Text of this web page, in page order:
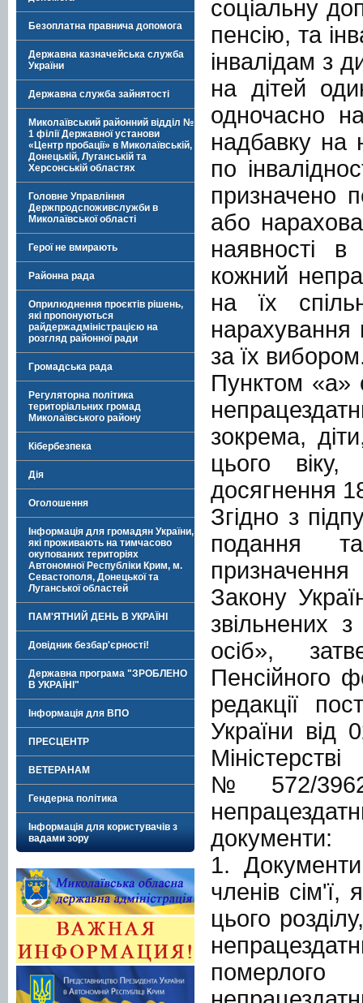
Безоплатна правнича допомога
Державна казначейська служба
України
Державна служба зайнятості
Миколаївський районний відділ №
1 філії Державної установи
«Центр пробації» в Миколаївській,
Донецькій, Луганській та
Херсонській областях
Головне Управління
Держпродспоживслужби в
Миколаївської області
Герої не вмирають
Районна рада
Оприлюднення проєктів рішень,
які пропонуються
райдержадміністрацією на
розгляд районної ради
Громадська рада
Регуляторна політика
територіальних громад
Миколаївського району
Кібербезпека
Дія
Оголошення
Інформація для громадян України,
які проживають на тимчасово
окупованих територіях
Автономної Республіки Крим, м.
Севастополя, Донецької та
Луганської областей
ПАМ'ЯТНИЙ ДЕНЬ В УКРАЇНІ
Довідник безбар'єрності!
Державна програма "ЗРОБЛЕНО
В УКРАЇНІ"
Інформація для ВПО
ПРЕСЦЕНТР
ВЕТЕРАНАМ
Гендерна політика
Інформація для користувачів з
вадами зору
соціальну
пенсію, та
інвалідам з
на дітей
одночасно
надбавку на
по
призначено
або
наявності
кожний
на їх
нарахування
за їх
Пунктом «а»
зокрема,
цього
досягнення
Згідно з
подання
Закону
звільнених
осіб»,
Пенсійного
редакції
України від
№ 572/
документи:
1.
членів сім'ї,
цього
померлого